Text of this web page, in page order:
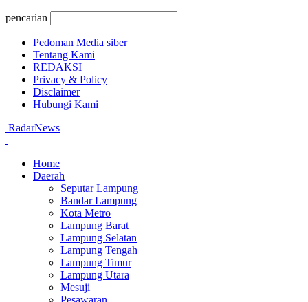
pencarian
Pedoman Media siber
Tentang Kami
REDAKSI
Privacy & Policy
Disclaimer
Hubungi Kami
RadarNews
Home
Daerah
Seputar Lampung
Bandar Lampung
Kota Metro
Lampung Barat
Lampung Selatan
Lampung Tengah
Lampung Timur
Lampung Utara
Mesuji
Pesawaran